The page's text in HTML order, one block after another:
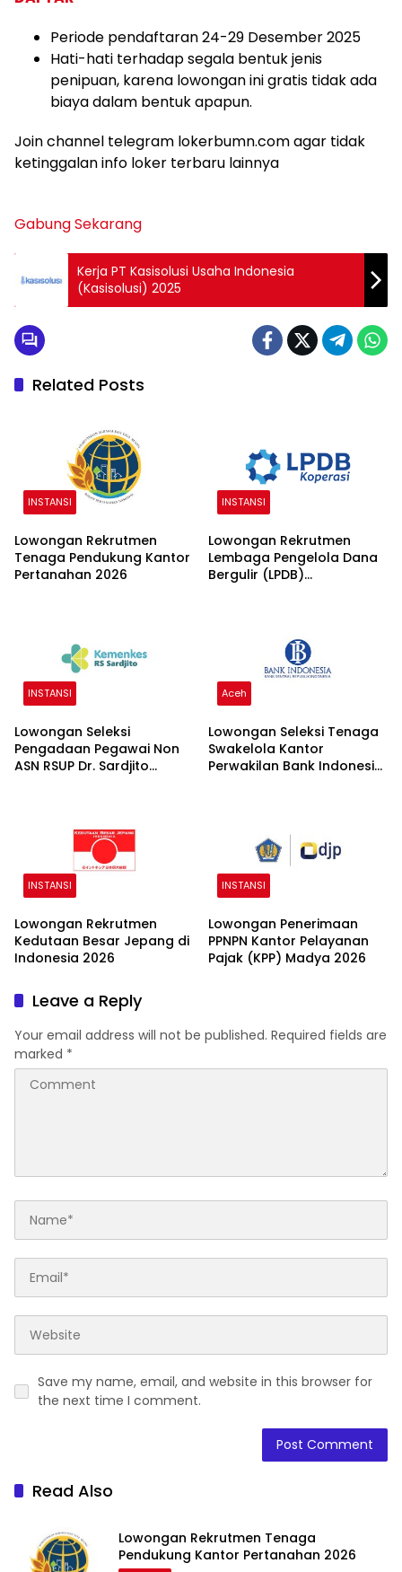
Periode pendaftaran 24-29 Desember 2025
Hati-hati terhadap segala bentuk jenis
penipuan, karena lowongan ini gratis tidak ada
biaya dalam bentuk apapun.
Join channel telegram lokerbumn.com agar tidak
ketinggalan info loker terbaru lainnya
Gabung Sekarang
Kerja PT Kasisolusi Usaha Indonesia
(Kasisolusi) 2025
Related Posts
INSTANSI
Lowongan Rekrutmen
Tenaga Pendukung Kantor
Pertanahan 2026
INSTANSI
Lowongan Rekrutmen
Lembaga Pengelola Dana
Bergulir (LPDB)
INSTANSI
Lowongan Seleksi
Pengadaan Pegawai Non
ASN RSUP Dr. Sardjito
Aceh
Lowongan Seleksi Tenaga
Swakelola Kantor
Perwakilan Bank Indonesia
INSTANSI
Lowongan Rekrutmen
Kedutaan Besar Jepang di
Indonesia 2026
INSTANSI
Lowongan Penerimaan
PPNPN Kantor Pelayanan
Pajak (KPP) Madya 2026
Leave a Reply
Your email address will not be published. Required fields are
marked *
Save my name, email, and website in this browser for
the next time I comment.
Read Also
Lowongan Rekrutmen Tenaga
Pendukung Kantor Pertanahan 2026